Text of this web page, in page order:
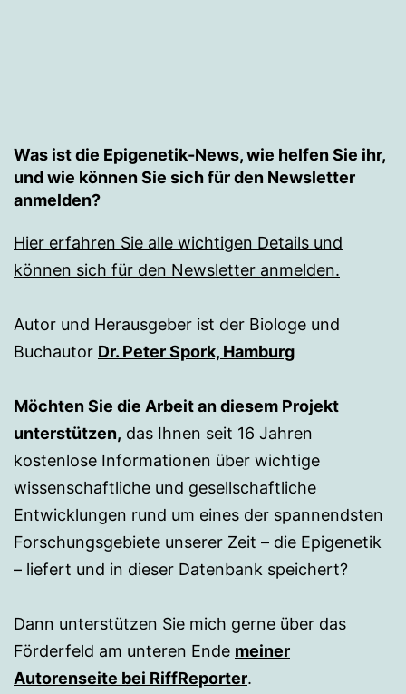
Was ist die Epigenetik-News, wie helfen Sie ihr,
und wie können Sie sich für den Newsletter
anmelden?
Hier erfahren Sie alle wichtigen Details und
können sich für den Newsletter anmelden.
Autor und Herausgeber ist der Biologe und
Buchautor Dr. Peter Spork, Hamburg
Möchten Sie die Arbeit an diesem Projekt
unterstützen, das Ihnen seit 16 Jahren
kostenlose Informationen über wichtige
wissenschaftliche und gesellschaftliche
Entwicklungen rund um eines der spannendsten
Forschungsgebiete unserer Zeit – die Epigenetik
– liefert und in dieser Datenbank speichert?
Dann unterstützen Sie mich gerne über das
Förderfeld am unteren Ende meiner
Autorenseite bei RiffReporter.